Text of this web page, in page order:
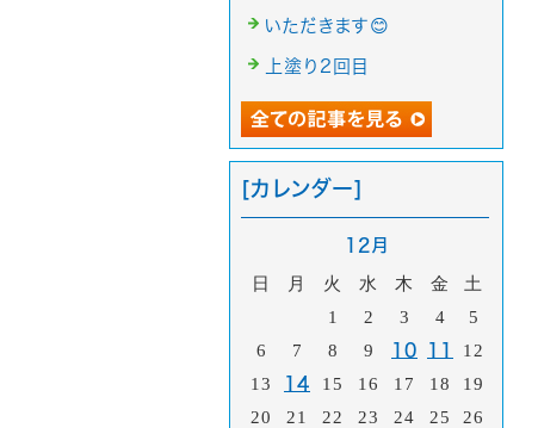
いただきます😊
上塗り2回目
[カレンダー]
12月
日 月 火 水 木 金
土
1
2 3 4
5
6
7 8 9 10 11
12
13
14 15 16 17 18
19
20
21 22 23 24 25 26